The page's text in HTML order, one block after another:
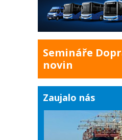
Semináře
novin
Zaujalo nás